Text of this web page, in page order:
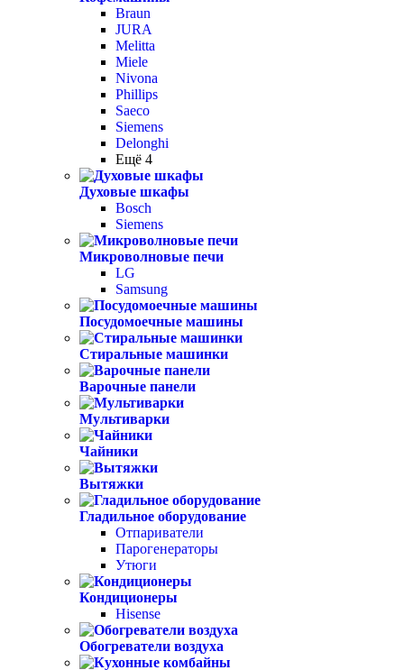
Braun
JURA
Melitta
Miele
Nivona
Phillips
Saeco
Siemens
Delonghi
Ещё 4
Духовые шкафы
Bosch
Siemens
Микроволновые печи
LG
Samsung
Посудомоечные машины
Стиральные машинки
Варочные панели
Мультиварки
Чайники
Вытяжки
Гладильное оборудование
Отпариватели
Парогенераторы
Утюги
Кондиционеры
Hisense
Обогреватели воздуха